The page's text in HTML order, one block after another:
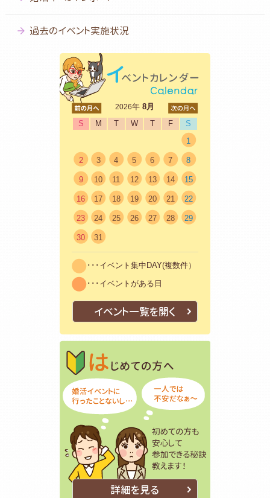
過去のイベント実施状況
2026年8月
S
M T W T F
S
1
2 3 4 5 6 7 8
9 10 11 12 13 14 15
16 17 18 19 20 21 22
23 24 25 26 27 28 29
30 31
･･･イベント集中DAY(複数件）
･･･イベントがある日
イベント一覧を開く
はじめての方
詳細を見る